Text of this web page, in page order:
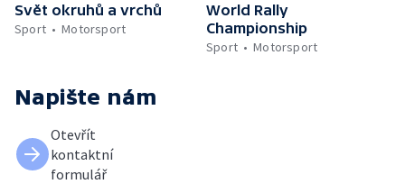
Svět okruhů a vrchů
Sport
Motorsport
World Rally
Championship
Sport
Motorsport
Napište nám
Otevřít
kontaktní
formulář